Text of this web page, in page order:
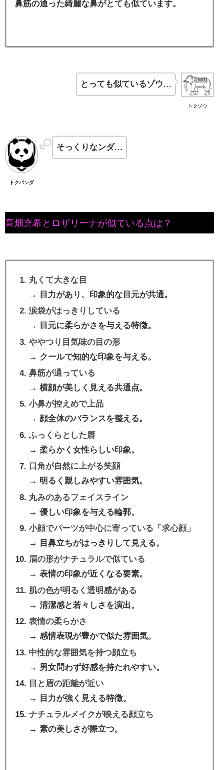
鼻筋の通った綺麗な鼻がとても似ています。
トクゾウ
とっても似ているゾウ…
トクパンダ
そっくりなンダ…
高畑充希とロザリーナが似ている点は？
丸くて大きな目
→ 目力があり、印象的な目元が共通。
涙袋がはっきりしている
→ 目元に柔らかさを与える特徴。
ややつり目気味の目の形
→ クールで知的な印象を与える。
鼻筋が通っている
→ 横顔が美しく見える共通点。
小鼻が控えめで上品
→ 顔全体のバランスを整える。
ふっくらとした唇
→ 柔らかく女性らしい印象。
口角が自然に上がる笑顔
→ 明るく親しみやすい雰囲気。
丸みのあるフェイスライン
→ 優しい印象を与える輪郭。
小顔でパーツが中心に寄っている「求心顔」
→ 目鼻立ちがはっきりして見える。
眉の形がナチュラルで似ている
→ 表情の印象が近くなる要素。
肌の色が明るく透明感がある
→ 清潔感と若々しさを演出。
表情の柔らかさ
→ 感情表現が豊かで似た雰囲気。
中性的な雰囲気を持つ顔立ち
→ 男女問わず好感を持たれやすい。
目と眉の距離が近い
→ 目力が強く見える特徴。
ナチュラルメイクが映える顔立ち
→ 素の美しさが際立つ。